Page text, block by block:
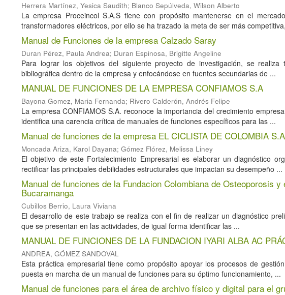
Herrera Martínez, Yesica Saudith; Blanco Sepúlveda, Wilson Alberto
La empresa Proceincol S.A.S tiene con propósito mantenerse en el
transformadores eléctricos, por ello se ha trazado la meta de ser más
Manual de Funciones de la empresa Calzado Saray
Duran Pérez, Paula Andrea; Duran Espinosa, Brigitte Angeline
Para lograr los objetivos del siguiente proyecto de investigación, se
bibliográfica dentro de la empresa y enfocándose en fuentes secundarias de ...
MANUAL DE FUNCIONES DE LA EMPRESA CONFIAMOS S.A
Bayona Gomez, Maria Fernanda; Rivero Calderón, Andrés Felipe
La empresa CONFIAMOS S.A. reconoce la importancia del crecimiento
identifica una carencia crítica de manuales de funciones específicos para las ...
Manual de funciones de la empresa EL CICLISTA DE COLOMBIA
Moncada Ariza, Karol Dayana; Gómez Flórez, Melissa Liney
El objetivo de este Fortalecimiento Empresarial es elaborar un diagnóstico
rectificar las principales debilidades estructurales que impactan su desempeño ...
Manual de funciones de la Fundacion Colombiana de Osteoporosis
Bucaramanga
Cubillos Berrio, Laura Viviana
El desarrollo de este trabajo se realiza con el fin de realizar un diagnóstico
que se presentan en las actividades, de igual forma identificar las ...
MANUAL DE FUNCIONES DE LA FUNDACION IYARI ALBA AC
ANDREA, GÓMEZ SANDOVAL
Esta práctica empresarial tiene como propósito apoyar los procesos de
puesta en marcha de un manual de funciones para su óptimo funcionamiento, ...
Manual de funciones para el área de archivo físico y digital para el